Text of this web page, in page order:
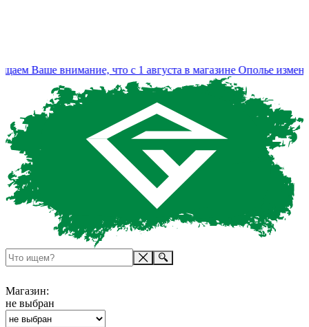
Ваше внимание, что с 1 августа в магазине Ополье
Магазин:
не выбран